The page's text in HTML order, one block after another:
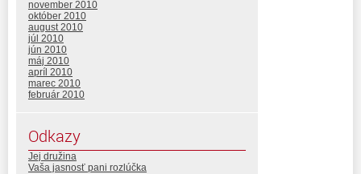
november 2010
október 2010
august 2010
júl 2010
jún 2010
máj 2010
apríl 2010
marec 2010
február 2010
Odkazy
Jej družina
Vaša jasnosť pani rozlúčka